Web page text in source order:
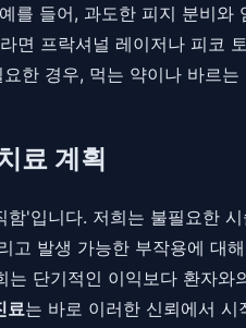
를 들어, 과도한 피지 분비
면 프락셔널 레이저나 피코
한 경우, 먹는 약이나 바르
료 계획
'입니다. 저희는 불필요한
고 발생 가능한 부작용에 대
단기적인 이익보다 환자
료는 바로 이러한 신뢰에서 시